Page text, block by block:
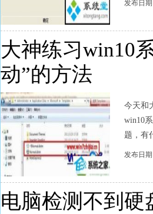
发布日期
大神练习win10
动”的方法
今天和
win10
题，有
发布日期
电脑检测不到硬